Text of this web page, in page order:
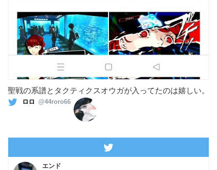
聖戦の系譜とタクティクスオウガが入ってたのは嬉しい。
ロロ @44roro66
エンド